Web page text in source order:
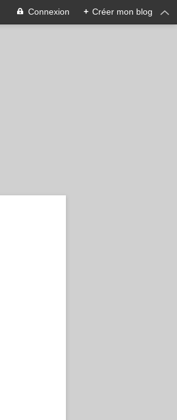
Connexion + Créer mon blog